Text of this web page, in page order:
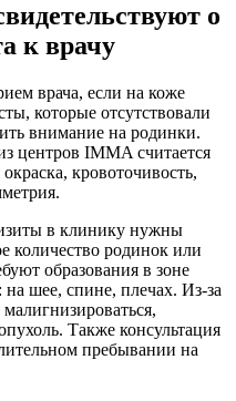
о
к врачу
врача, если на коже
которые отсутствовали
внимание на родинки.
центров IMMA считается
кровоточивость,
в клинику нужны
родинок или
образования в зоне
на шее, спине, плечах. Из-за
Также консультация
пребывании на